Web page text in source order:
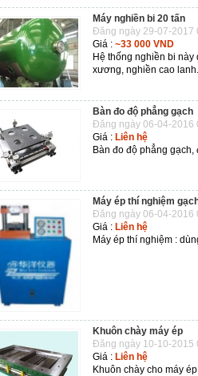
Máy nghiền bi 20 tấn
Đăng ngày 29-07-2017
Giá : ~33 000 VND
Hệ thống nghiền bi
xương, nghiền cao
Bàn đo độ phẳng gạch
Đăng ngày 06-04-2016
Giá : Liên hệ
Bàn đo độ phẳng
Máy ép thí nghiệm
Đăng ngày 06-04-2016
Giá : Liên hệ
Máy ép thí nghiệm :
Khuôn chày máy ép
Đăng ngày 10-10-2015
Giá : Liên hệ
Khuôn chày cho máy